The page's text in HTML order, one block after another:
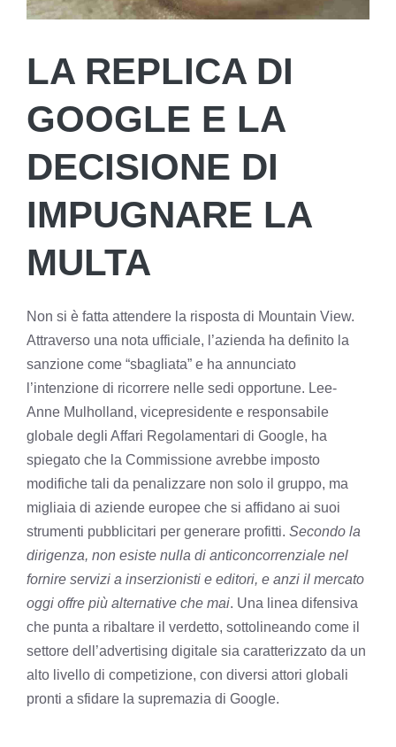
LA REPLICA DI
GOOGLE E LA
DECISIONE DI
IMPUGNARE LA
MULTA
Non si è fatta attendere la risposta di Mountain View.
Attraverso una nota ufficiale, l’azienda ha definito la
sanzione come “sbagliata” e ha annunciato
l’intenzione di ricorrere nelle sedi opportune. Lee-
Anne Mulholland, vicepresidente e responsabile
globale degli Affari Regolamentari di Google, ha
spiegato che la Commissione avrebbe imposto
modifiche tali da penalizzare non solo il gruppo, ma
migliaia di aziende europee che si affidano ai suoi
strumenti pubblicitari per generare profitti. Secondo la
dirigenza, non esiste nulla di anticoncorrenziale nel
fornire servizi a inserzionisti e editori, e anzi il mercato
oggi offre più alternative che mai. Una linea difensiva
che punta a ribaltare il verdetto, sottolineando come il
settore dell’advertising digitale sia caratterizzato da un
alto livello di competizione, con diversi attori globali
pronti a sfidare la supremazia di Google.